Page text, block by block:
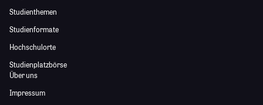
Studienthemen
Studienformate
Hochschulorte
Studienplatzbörse
Über uns
Impressum